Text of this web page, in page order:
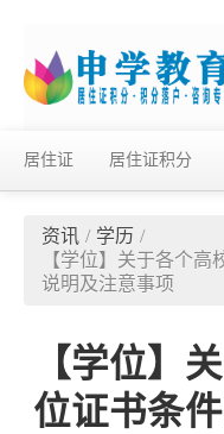
居住证 居住证积分
资讯 / 学历 /
【学位】关于各个
说明及注意事项
【学位】
位证书条